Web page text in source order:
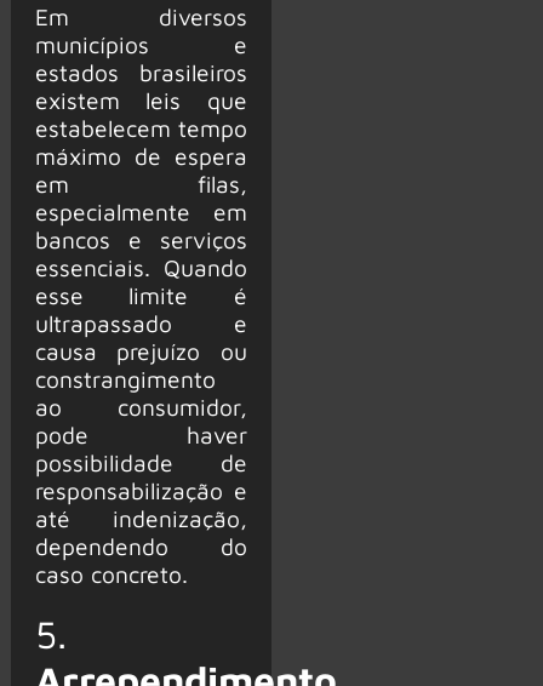
Em diversos
municípios e
estados brasileiros
existem leis que
estabelecem tempo
máximo de espera
em filas,
especialmente em
bancos e serviços
essenciais. Quando
esse limite é
ultrapassado e
causa prejuízo ou
constrangimento
ao consumidor,
pode haver
possibilidade de
responsabilização e
até indenização,
dependendo do
caso concreto.
5.